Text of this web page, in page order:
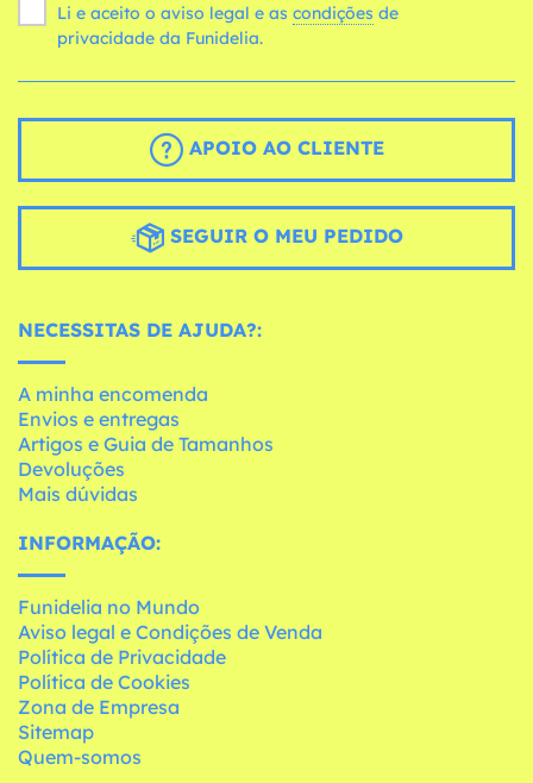
Li e aceito o aviso legal e as condições
privacidade da Funidelia.
APOIO AO CLIENTE
SEGUIR O MEU PEDIDO
NECESSITAS DE AJUDA?:
A minha encomenda
Envios e entregas
Artigos e Guia de Tamanhos
Devoluções
Mais dúvidas
INFORMAÇÃO:
Funidelia no Mundo
Aviso legal e Condições de Venda
Política de Privacidade
Política de Cookies
Zona de Empresa
Sitemap
Quem-somos